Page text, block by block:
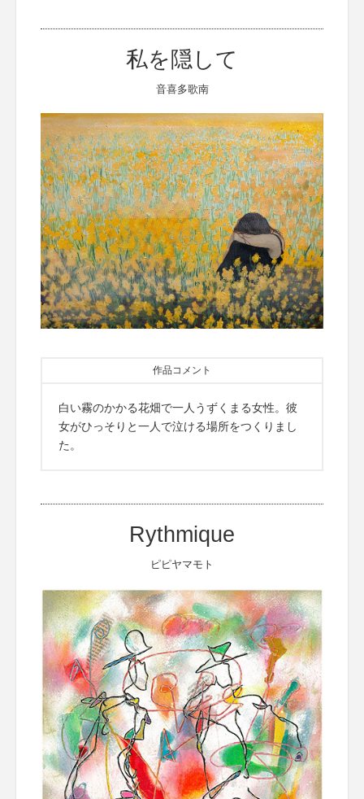
私を隠して
音喜多歌南
作品コメント
白い霧のかかる花畑で一人うずくまる女性。彼
女がひっそりと一人で泣ける場所をつくりまし
た。
Rythmique
ピピヤマモト